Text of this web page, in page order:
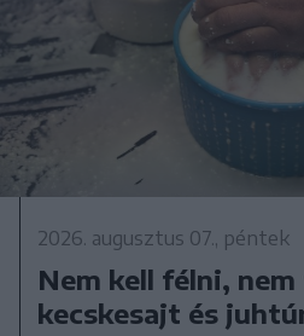
2026. augusztus 07., péntek
Nem kell félni,
kecskesajt és